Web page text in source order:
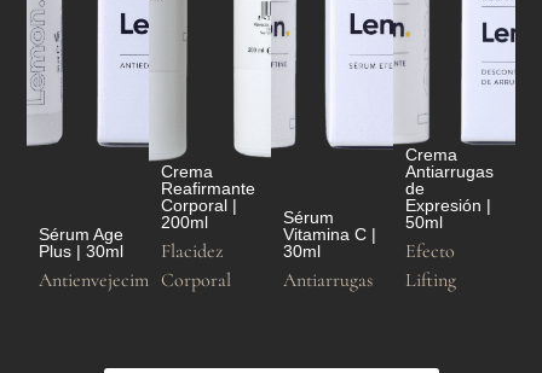
Sérum Age
Plus | 30ml
Antienvejecimiento
Crema
Reafirmante
Corporal |
200ml
Flacidez
Corporal
Sérum
Vitamina C |
30ml
Antiarrugas
Crema
Antiarrugas
de
Expresión |
50ml
Efecto
Lifting